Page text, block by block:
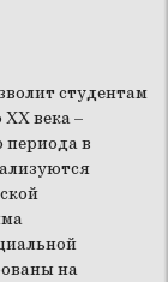
студентам
века –
периода в
на